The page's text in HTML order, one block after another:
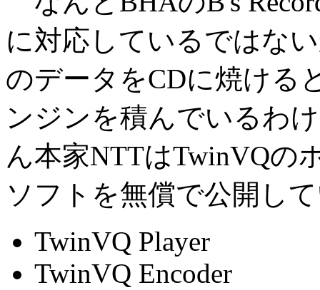
に対応しているではな
のデータをCDに焼ける
ンジンを積んでいるわ
ん本家NTTはTwinVQの
ソフトを無償で公開し
TwinVQ Player
TwinVQ Encoder